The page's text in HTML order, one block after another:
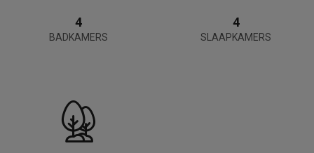
4
BADKAMERS
4
SLAAPKAMERS